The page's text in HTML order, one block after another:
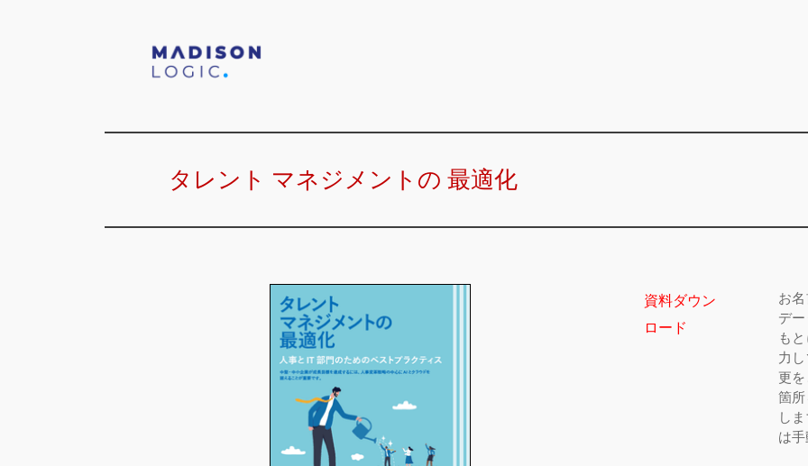
タレント マネジメントの 最適化
資料ダウン
ロード
お
デ
も
力
更
箇
し
は